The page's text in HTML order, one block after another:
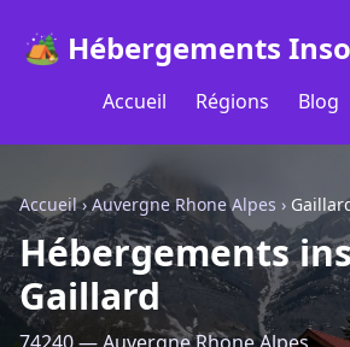
🏕️ Hébergements
Accueil Régions Blog
Accueil›Auvergne Rhone Alpes ›
Hébergements
Gaillard